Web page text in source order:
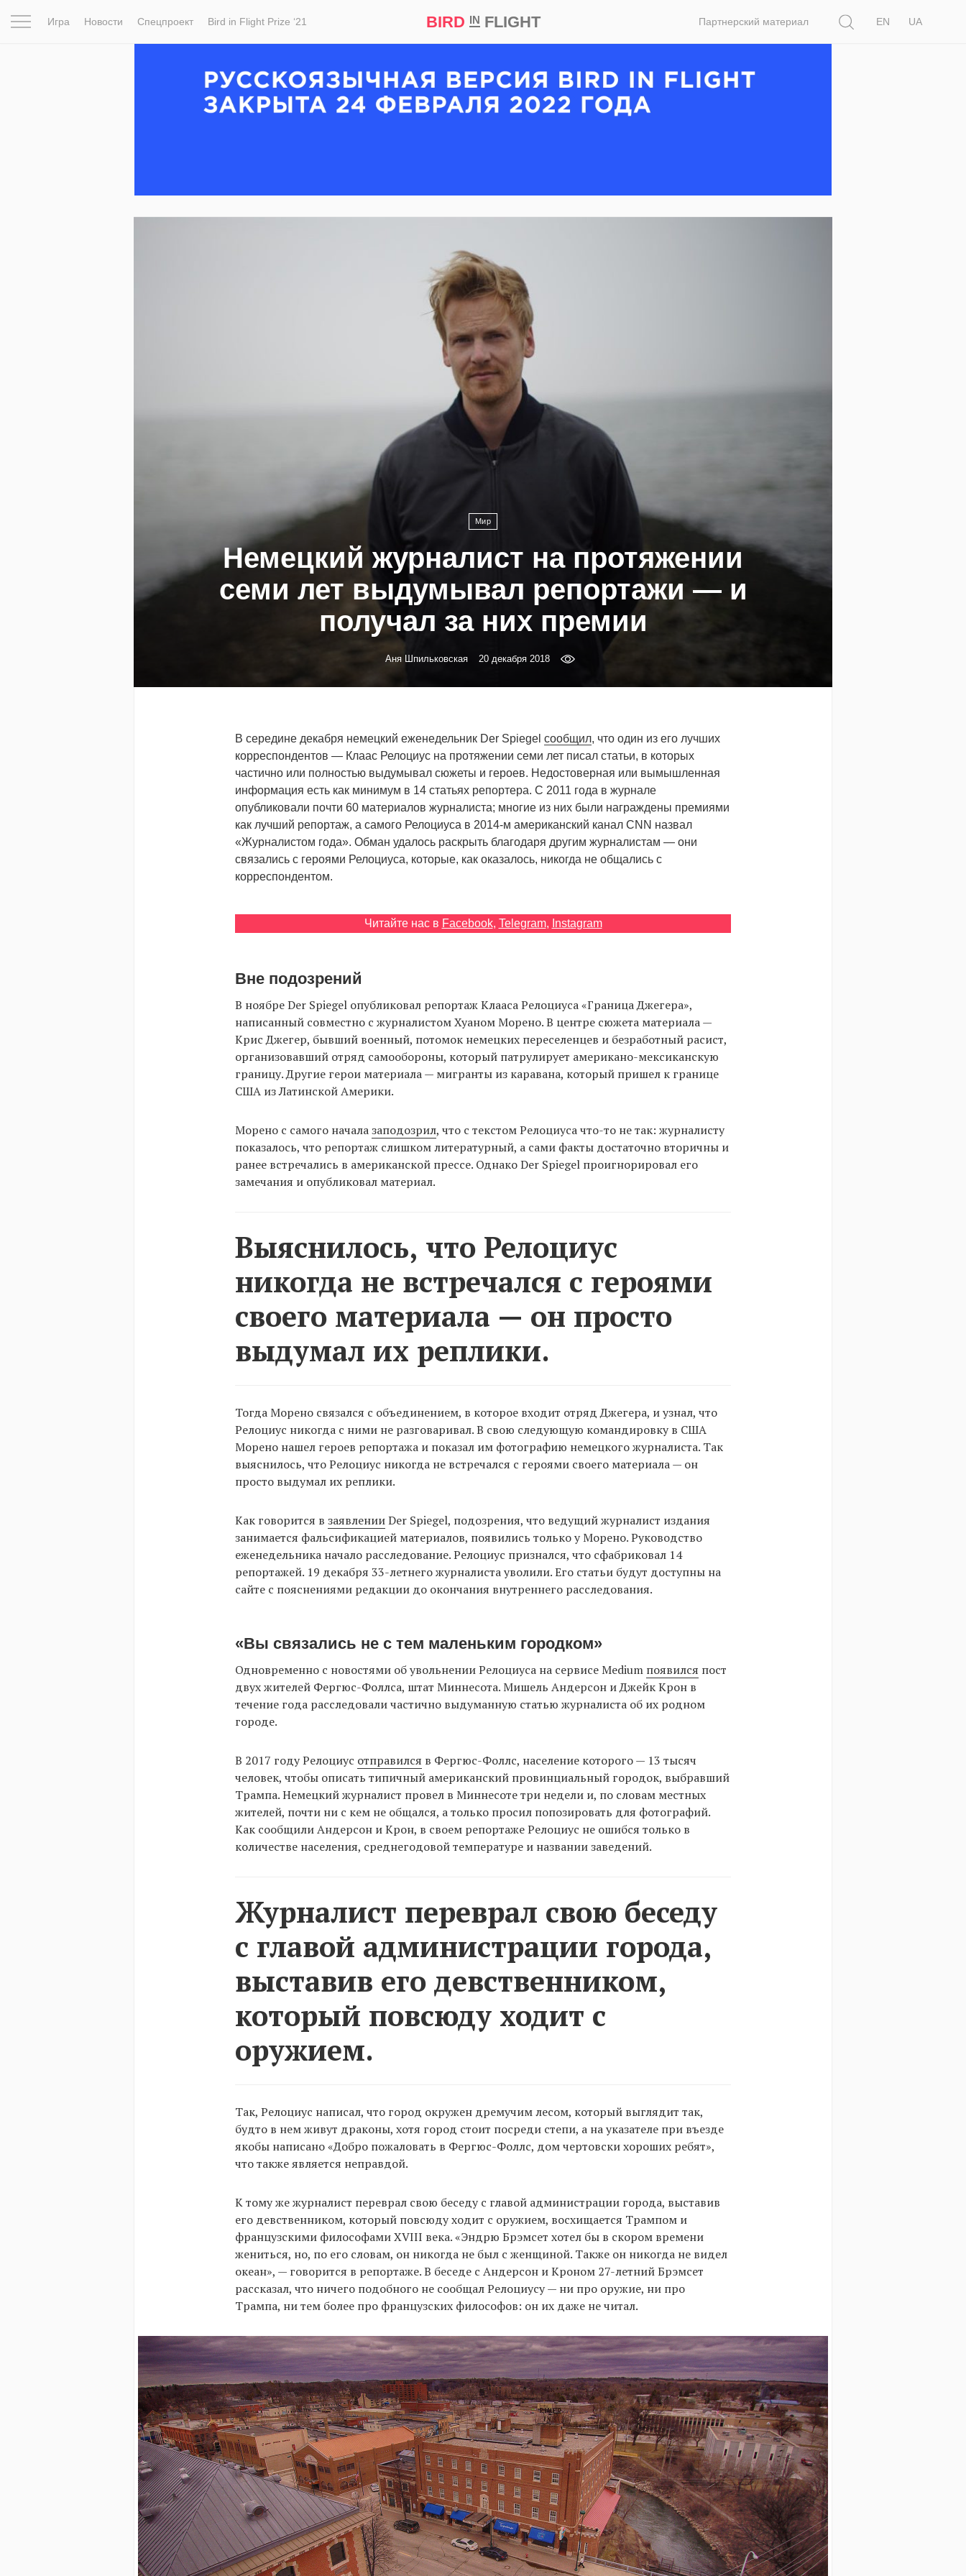
Игра Новости Спецпроект Bird in Flight Prize ‘21 BIRD INFLIGHT Партнерский материал
EN
UA
Мир
Немецкий журналист на протяжении
семи лет выдумывал репортажи — и
получал за них премии
Аня Шпильковская 20 декабря 2018
В середине декабря немецкий еженедельник Der Spiegel сообщил, что один из его лучших
корреспондентов — Клаас Релоциус на протяжении семи лет писал статьи, в которых
частично или полностью выдумывал сюжеты и героев. Недостоверная или вымышленная
информация есть как минимум в 14 статьях репортера. С 2011 года в журнале
опубликовали почти 60 материалов журналиста; многие из них были награждены премиями
как лучший репортаж, а самого Релоциуса в 2014-м американский канал CNN назвал
«Журналистом года». Обман удалось раскрыть благодаря другим журналистам — они
связались с героями Релоциуса, которые, как оказалось, никогда не общались с
корреспондентом.
Читайте нас в Facebook, Telegram, Instagram
Вне подозрений
В ноябре Der Spiegel опубликовал репортаж Клааса Релоциуса «Граница Джегера»,
написанный совместно с журналистом Хуаном Морено. В центре сюжета материала —
Крис Джегер, бывший военный, потомок немецких переселенцев и безработный расист,
организовавший отряд самообороны, который патрулирует американо-мексиканскую
границу. Другие герои материала — мигранты из каравана, который пришел к границе
США из Латинской Америки.
Морено с самого началазаподозрил, что с текстом Релоциуса что-то не так: журналисту
показалось, что репортаж слишком литературный, а сами факты достаточно вторичны и
ранее встречались в американской прессе. Однако Der Spiegel проигнорировал его
замечания и опубликовал материал.
Выяснилось, что Релоциус
никогда не встречался с героями
своего материала — он просто
выдумал их реплики.
Тогда Морено связался с объединением, в которое входит отряд Джегера, и узнал, что
Релоциус никогда с ними не разговаривал. В свою следующую командировку в США
Морено нашел героев репортажа и показал им фотографию немецкого журналиста. Так
выяснилось, что Релоциус никогда не встречался с героями своего материала — он
просто выдумал их реплики.
Как говорится в заявленииDer Spiegel, подозрения, что ведущий журналист издания
занимается фальсификацией материалов, появились только у Морено. Руководство
еженедельника начало расследование. Релоциус признался, что сфабриковал 14
репортажей. 19 декабря 33-летнего журналиста уволили. Его статьи будут доступны на
сайте с пояснениями редакции до окончания внутреннего расследования.
«Вы связались не с тем маленьким городком»
Одновременно с новостями об увольнении Релоциуса на сервисе Medium появился пост
двух жителей Фергюс-Фоллса, штат Миннесота. Мишель Андерсон и Джейк Крон в
течение года расследовали частично выдуманную статью журналиста об их родном
городе.
В 2017 году Релоциус отправился в Фергюс-Фоллс, население которого — 13 тысяч
человек, чтобы описать типичный американский провинциальный городок, выбравший
Трампа. Немецкий журналист провел в Миннесоте три недели и, по словам местных
жителей, почти ни с кем не общался, а только просил попозировать для фотографий.
Как сообщили Андерсон и Крон, в своем репортаже Релоциус не ошибся только в
количестве населения, среднегодовой температуре и названии заведений.
Журналист переврал свою беседу
с главой администрации города,
выставив его девственником,
который повсюду ходит с
оружием.
Так, Релоциус написал, что город окружен дремучим лесом, который выглядит так,
будто в нем живут драконы, хотя город стоит посреди степи, а на указателе при въезде
якобы написано «Добро пожаловать в Фергюс-Фоллс, дом чертовски хороших ребят»,
что также является неправдой.
К тому же журналист переврал свою беседу с главой администрации города, выставив
его девственником, который повсюду ходит с оружием, восхищается Трампом и
французскими философами XVIII века. «Эндрю Брэмсет хотел бы в скором времени
жениться, но, по его словам, он никогда не был с женщиной. Также он никогда не видел
океан», — говорится в репортаже. В беседе с Андерсон и Кроном 27-летний Брэмсет
рассказал, что ничего подобного не сообщал Релоциусу — ни про оружие, ни про
Трампа, ни тем более про французских философов: он их даже не читал.